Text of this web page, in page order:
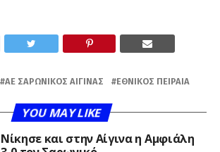
ΑΕ ΣΑΡΩΝΙΚΌΣ ΑΊΓΙΝΑΣ ΕΘΝΙΚΌΣ ΠΕΙΡΑΙΆ
YOU MAY LIKE
Νίκησε και στην Αίγινα η Αμφιάλη